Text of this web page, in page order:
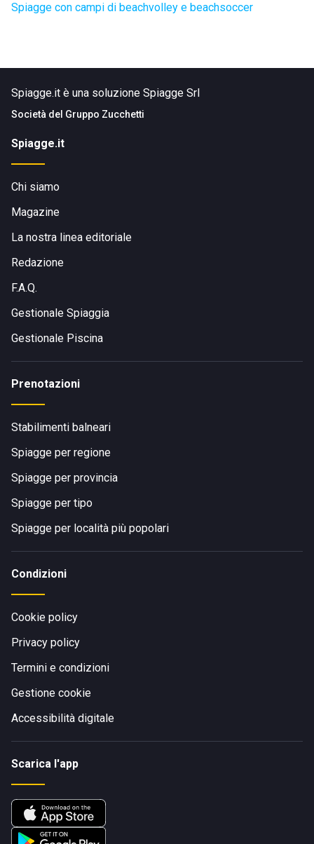
Spiagge con campi di beachvolley e beachsoccer
Spiagge.it è una soluzione Spiagge Srl
Società del Gruppo Zucchetti
Spiagge.it
Chi siamo
Magazine
La nostra linea editoriale
Redazione
F.A.Q.
Gestionale Spiaggia
Gestionale Piscina
Prenotazioni
Stabilimenti balneari
Spiagge per regione
Spiagge per provincia
Spiagge per tipo
Spiagge per località più popolari
Condizioni
Cookie policy
Privacy policy
Termini e condizioni
Gestione cookie
Accessibilità digitale
Scarica l'app